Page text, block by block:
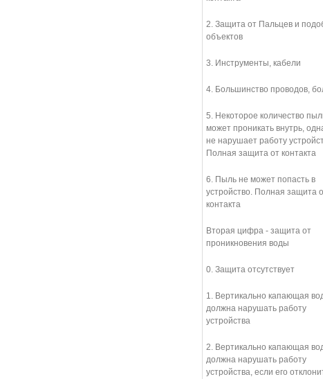
2. Защита от Пальцев и
объектов
3. Инструменты, кабели
4. Большинство проводов,
5. Некоторое количество
может проникать внутрь,
не нарушает работу
Полная защита от контакта
6. Пыль не может попасть в
устройство. Полная защита
контакта
Вторая цифра - защита от
проникновения воды
0. Защита отсутствует
1. Вертикально капающая
должна нарушать работу
устройства
2. Вертикально капающая
должна нарушать работу
устройства, если его